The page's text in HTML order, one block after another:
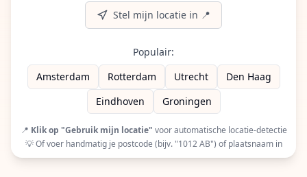
Stel mijn locatie in 📍
Populair:
Amsterdam
Rotterdam Utrecht
Den Haag
Eindhoven
Groningen
📍 Klik op "Gebruik mijn locatie" voor automatische locatie-detectie
💡 Of voer handmatig je postcode (bijv. "1012 AB") of plaatsnaam in